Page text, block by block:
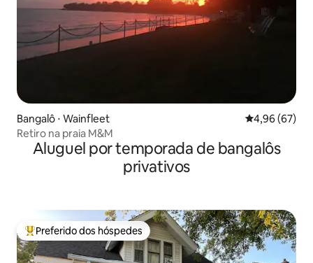
Bangalô ⋅ Wainfleet 4,96 de uma
4,96 (67)
Retiro na praia M&M
Aluguel por temporada de bangalôs
privativos
Entre os melhores preferidos dos hóspedes
Preferido dos hóspedes